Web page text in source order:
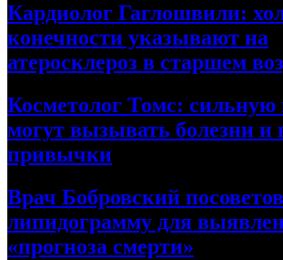
Кардиолог Гаглошвили:
конечности указывают на
атеросклероз в старшем
Косметолог Томс: сильную
могут вызывать болезни и
привычки
Врач Бобровский
липидограмму для
«прогноза смерти»